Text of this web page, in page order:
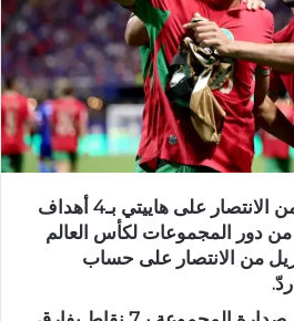
تمكن المنتخب المغربي من الانتصار على هاييتي بـ4 أهداف
من دور المجموعات لكأس العالم
من الانتصار على حساب